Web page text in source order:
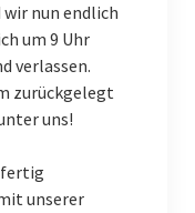
wir nun endlich
um 9 Uhr
verlassen.
zurückgelegt
uns!
fertig
unserer